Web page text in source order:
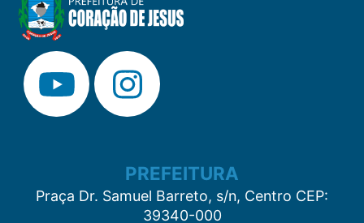
PREFEITURA
Praça Dr. Samuel Barreto, s/n, Centro CEP:
39340-000